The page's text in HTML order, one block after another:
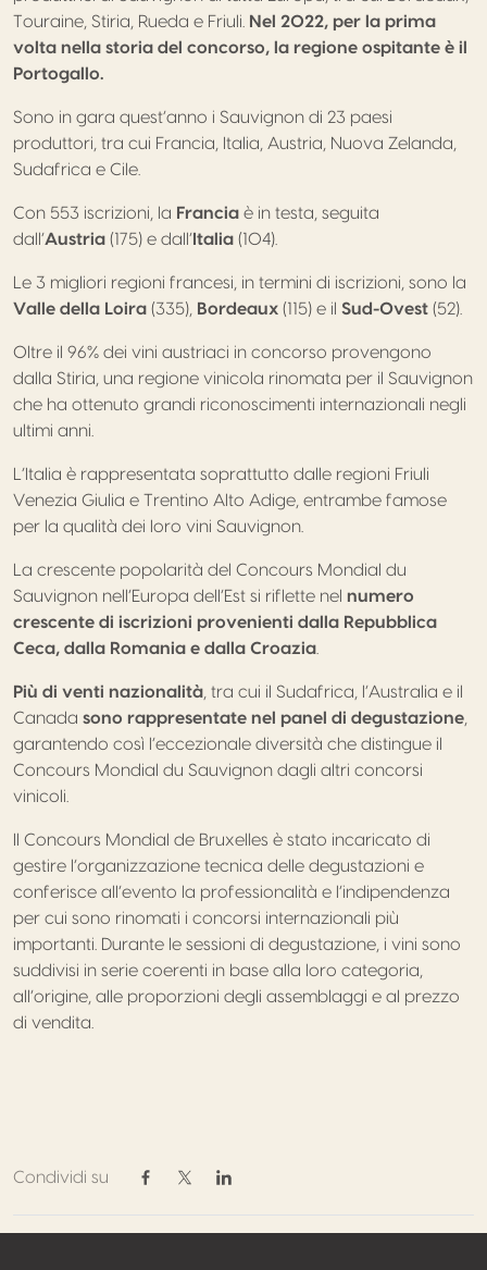
Touraine, Stiria, Rueda e Friuli. Nel 2022, per la prima
volta nella storia del concorso, la regione ospitante è il
Portogallo.
Sono in gara quest’anno i Sauvignon di 23 paesi
produttori, tra cui Francia, Italia, Austria, Nuova Zelanda,
Sudafrica e Cile.
Con 553 iscrizioni, la Francia è in testa, seguita
dall’Austria (175) e dall’Italia (104).
Le 3 migliori regioni francesi, in termini di iscrizioni, sono la
Valle della Loira (335), Bordeaux (115) e il Sud-Ovest (52).
Oltre il 96% dei vini austriaci in concorso provengono
dalla Stiria, una regione vinicola rinomata per il Sauvignon
che ha ottenuto grandi riconoscimenti internazionali negli
ultimi anni.
L’Italia è rappresentata soprattutto dalle regioni Friuli
Venezia Giulia e Trentino Alto Adige, entrambe famose
per la qualità dei loro vini Sauvignon.
La crescente popolarità del Concours Mondial du
Sauvignon nell’Europa dell’Est si riflette nel numero
crescente di iscrizioni provenienti dalla Repubblica
Ceca, dalla Romania e dalla Croazia
Più di venti nazionalità , tra cui il Sudafrica, l’Australia e il
Canada sono rappresentate nel panel di degustazione
garantendo così l’eccezionale diversità che distingue il
Concours Mondial du Sauvignon dagli altri concorsi
vinicoli.
Il Concours Mondial de Bruxelles è stato incaricato di
gestire l’organizzazione tecnica delle degustazioni e
conferisce all’evento la professionalità e l’indipendenza
per cui sono rinomati i concorsi internazionali più
importanti. Durante le sessioni di degustazione, i vini sono
suddivisi in serie coerenti in base alla loro categoria,
all’origine, alle proporzioni degli assemblaggi e al prezzo
di vendita.
Condividi su
Condividi su Facebook
Condividi su Twitter / X
Condividi su Linkedin